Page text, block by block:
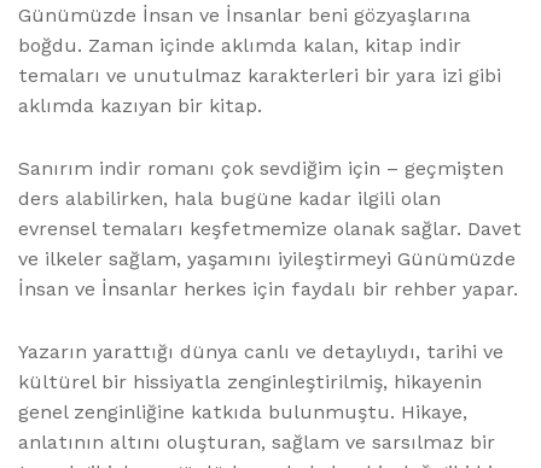
Günümüzde İnsan ve İnsanlar beni gözyaşlarına
boğdu. Zaman içinde aklımda kalan, kitap indir
temaları ve unutulmaz karakterleri bir yara izi gibi
aklımda kazıyan bir kitap.
Sanırım indir romanı çok sevdiğim için – geçmişten
ders alabilirken, hala bugüne kadar ilgili olan
evrensel temaları keşfetmemize olanak sağlar. Davet
ve ilkeler sağlam, yaşamını iyileştirmeyi Günümüzde
İnsan ve İnsanlar herkes için faydalı bir rehber yapar.
Yazarın yarattığı dünya canlı ve detaylıydı, tarihi ve
kültürel bir hissiyatla zenginleştirilmiş, hikayenin
genel zenginliğine katkıda bulunmuştu. Hikaye,
anlatının altını oluşturan, sağlam ve sarsılmaz bir